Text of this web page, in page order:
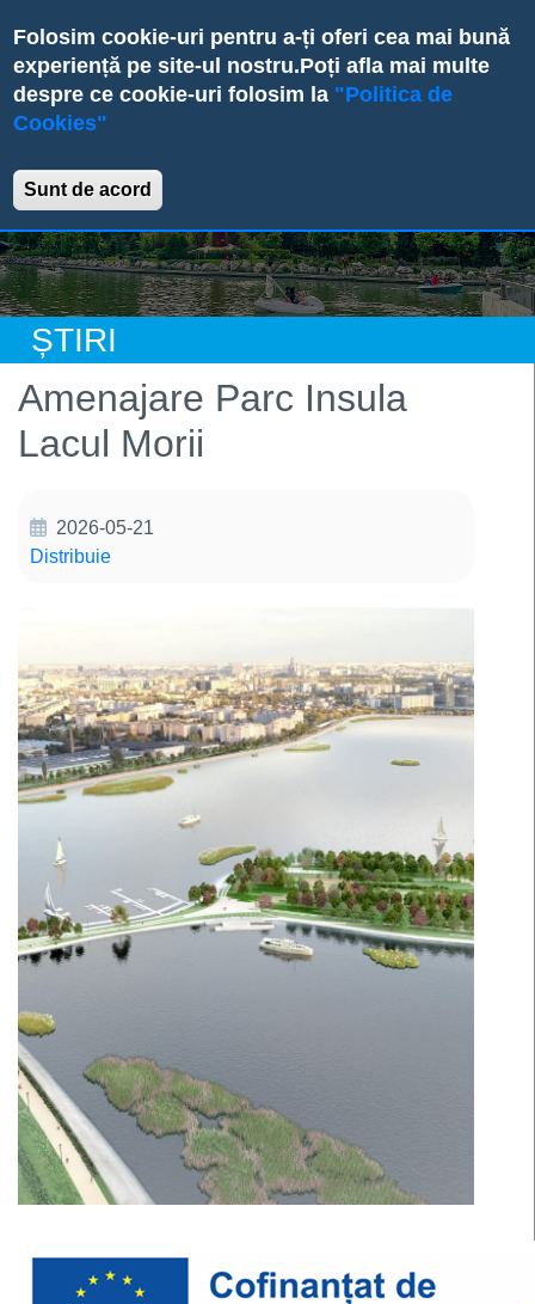
Folosim cookie-uri pentru a-ți oferi cea mai bună
experiență pe site-ul nostru.Poți afla mai multe
despre ce cookie-uri folosim la "Politica de
Cookies"
Sunt de acord
to
main
content
Primăria Sectorului 6
ȘTIRI
Amenajare Parc Insula
Lacul Morii
2026-05-21
Distribuie